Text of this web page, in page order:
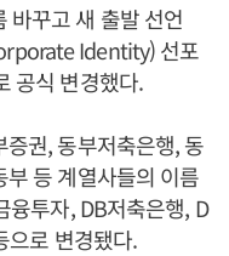
바꾸고 새 출발 선언
Identity) 선포
공식 변경했다.
권, 동부저축은행, 동
등 계열사들의 이름
융투자, DB저축은행, D
으로 변경됐다.